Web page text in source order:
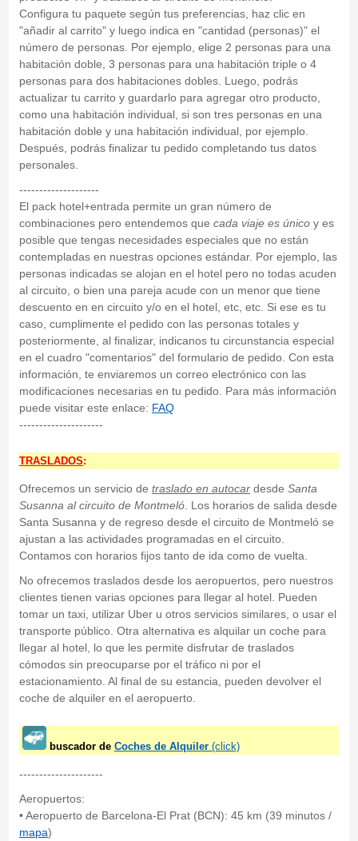
Configura tu paquete según tus preferencias, haz clic en
"añadir al carrito" y luego indica en "cantidad (personas)" el
número de personas. Por ejemplo, elige 2 personas para una
habitación doble, 3 personas para una habitación triple o 4
personas para dos habitaciones dobles. Luego, podrás
actualizar tu carrito y guardarlo para agregar otro producto,
como una habitación individual, si son tres personas en una
habitación doble y una habitación individual, por ejemplo.
Después, podrás finalizar tu pedido completando tus datos
personales.
--------------------
El pack hotel+entrada permite un gran número de
combinaciones pero entendemos que cada viaje es únicoy es
posible que tengas necesidades especiales que no están
contempladas en nuestras opciones estándar. Por ejemplo, las
personas indicadas se alojan en el hotel pero no todas acuden
al circuito, o bien una pareja acude con un menor que tiene
descuento en en circuito y/o en el hotel, etc, etc. Si ese es tu
caso, cumplimente el pedido con las personas totales y
posteriormente, al finalizar, indicanos tu circunstancia especial
en el cuadro "comentarios" del formulario de pedido. Con esta
información, te enviaremos un correo electrónico con las
modificaciones necesarias en tu pedido. Para más información
puede visitar este enlace: FAQ
---------------------
TRASLADOS:
Ofrecemos un servicio de traslado en autocardesde Santa
Susanna al circuito de Montmeló. Los horarios de salida desde
Santa Susanna y de regreso desde el circuito de Montmeló se
ajustan a las actividades programadas en el circuito.
Contamos con horarios fijos tanto de ida como de vuelta.
No ofrecemos traslados desde los aeropuertos, pero nuestros
clientes tienen varias opciones para llegar al hotel. Pueden
tomar un taxi, utilizar Uber u otros servicios similares, o usar el
transporte público. Otra alternativa es alquilar un coche para
llegar al hotel, lo que les permite disfrutar de traslados
cómodos sin preocuparse por el tráfico ni por el
estacionamiento. Al final de su estancia, pueden devolver el
coche de alquiler en el aeropuerto.
buscador de Coches de Alquiler(click)
---------------------
Aeropuertos:
• Aeropuerto de Barcelona-El Prat (BCN): 45 km (39 minutos /
mapa)